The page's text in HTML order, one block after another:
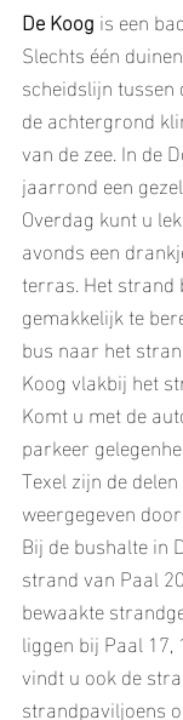
De Koog is een
Slechts één
scheidslijn
de achtergrond
van de zee. In de
jaarrond een
Overdag kunt u
avonds een
terras. Het strand
gemakkelijk te
bus naar het
Koog vlakbij het
Komt u met de
parkeer
Texel zijn de
weergegeven
Bij de bushalte in
strand van Paal
bewaakte
liggen bij Paal 17,
vindt u ook de
strandpaviljoens